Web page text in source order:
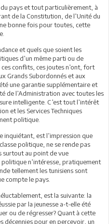
pays et tout particulièrement, à
de la Constitution, de l’Unité du
bonne fois pour toutes, cette
et quels que soient les
d’un même parti ou de
conflits, ces joutes n’ont, fort
Grands Subordonnés et aux
une garantie supplémentaire et
de l’Administration avec toutes les
intelligente. C’est tout l’intérêt
et les Services Techniques
politique.
inquiétant, est l’impression que
politique, ne se rende pas
surtout au point de vue
n’intéresse, pratiquement
tellement les tunisiens sont
compte le pays.
est la suivante: la
par la jeunesse a-t-elle été
ou de régresser? Quant à cette
pour en percevoir, un